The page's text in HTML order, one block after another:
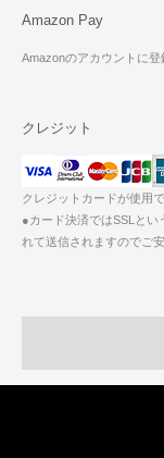
Amazon Pay
Amazonのアカウントに
クレジット
クレジットカードが使用で
●カード決済ではSSLとい
れて送信されますのでご